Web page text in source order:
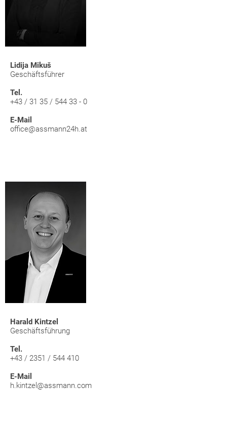
Lidija Mikuš
Geschäftsführer
Tel.
+43 / 31 35 / 544 33 - 0
E-Mail
office@assmann24h.at
Harald Kintzel
Geschäftsführung
Tel.
+43 / 2351 / 544 410
E-Mail
h.kintzel@assmann.com